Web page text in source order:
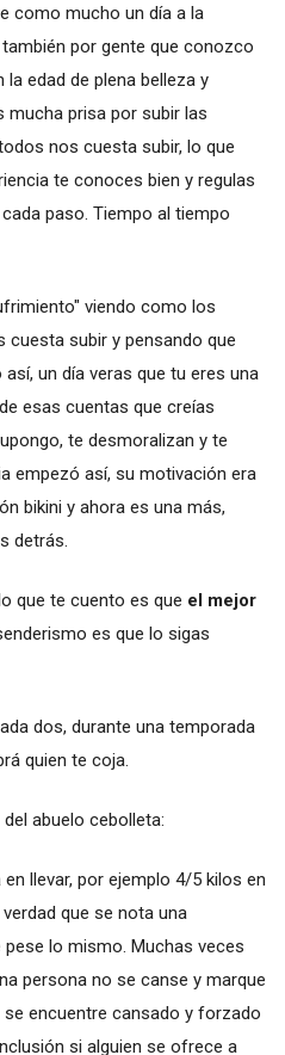
como mucho un día a la
por gente que conozco
edad de plena belleza y
mucha prisa por subir las
nos cuesta subir, lo que
te conoces bien y regulas
paso. Tiempo al tiempo
viendo como los
cuesta subir y pensando que
un día veras que tu eres una
esas cuentas que creías
te desmoralizan y te
empezó así, su motivación era
bikini y ahora es una más,
detrás.
que te cuento es que el mejor
es que lo sigas
dos, durante una temporada
quien te coja.
abuelo cebolleta:
llevar, por ejemplo 4/5 kilos en
que se nota una
pese lo mismo. Muchas veces
persona no se canse y marque
encuentre cansado y forzado
si alguien se ofrece a